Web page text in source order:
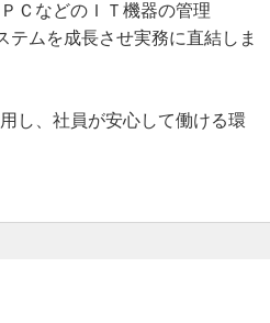
ＣなどのＩＴ機器の管理
テムを成長させ実務に直結しま
し、社員が安心して働ける環